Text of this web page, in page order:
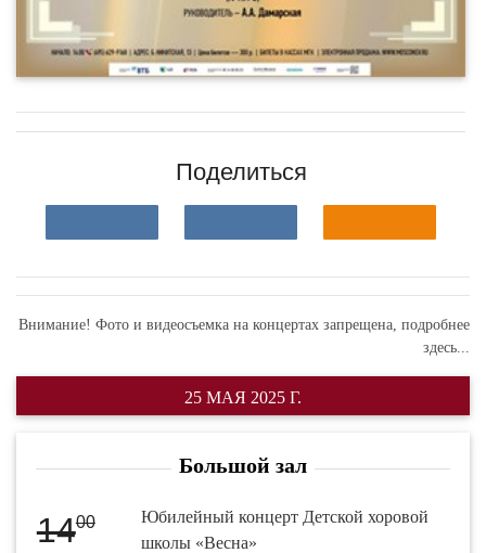
Поделиться
Внимание! Фото и видеосъемка на концертах запрещена, подробнее
здесь...
25 МАЯ 2025 Г.
Большой зал
1400
Юбилейный концерт Детской хоровой
школы «Весна»